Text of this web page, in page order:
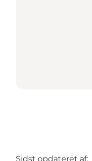
Sidst opdateret af: